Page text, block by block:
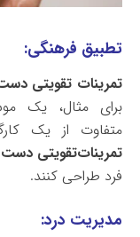
تطبیق فرهنگی:
تمرینات تقویتی
برای مثال، یک
متفاوت از یک
تمرینات‌تقویتی دست
فرد طراحی کنند.
مدیریت درد: